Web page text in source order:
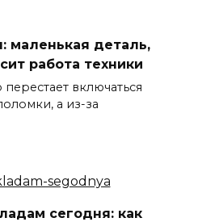
маленькая деталь,
работа техники
включаться
а из-за
сегодня: как